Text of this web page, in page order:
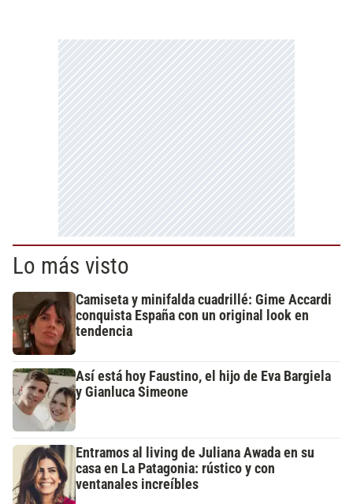
Lo más visto
Camiseta y minifalda cuadrillé: Gime Accardi
conquista España con un original look en
tendencia
Así está hoy Faustino, el hijo de Eva Bargiela
y Gianluca Simeone
Entramos al living de Juliana Awada en su
casa en La Patagonia: rústico y con
ventanales increíbles